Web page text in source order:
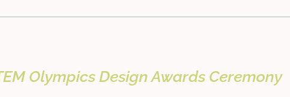
Olympics Design Awards Ceremony